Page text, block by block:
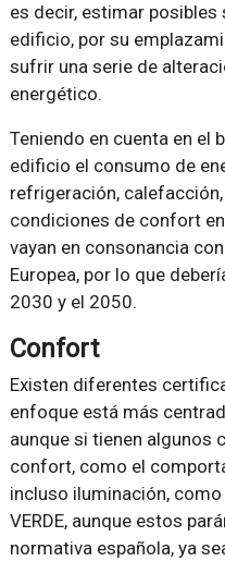
es decir, estimar posibles
edificio, por su
sufrir una serie de
energético.
Teniendo en cuenta en el
edificio el consumo de
refrigeración,
condiciones de confort
vayan en consonancia
Europea, por lo que
2030 y el 2050.
Confort
Existen diferentes
enfoque está más
aunque si tienen algunos
confort, como el
incluso iluminación, como
VERDE, aunque estos
normativa española, ya